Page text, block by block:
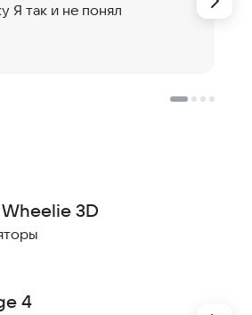
Я так и не понял
3D
4